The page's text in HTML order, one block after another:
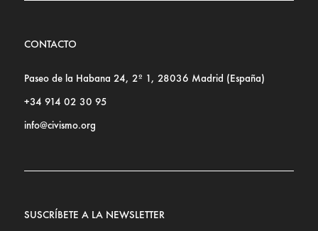
CONTACTO
Paseo de la Habana 24, 2º 1, 28036 Madrid (España)
+34 914 02 30 95
info@civismo.org
SUSCRÍBETE A LA NEWSLETTER